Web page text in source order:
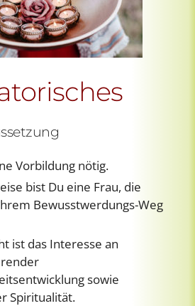
Vorbildung nötig.
bist Du eine Frau, die
Bewusstwerdungs-Weg
ist das Interesse an
sowie
Spiritualität.